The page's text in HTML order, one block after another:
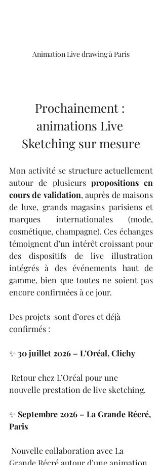
Animation Live drawing à Paris
Prochainement :
animations Live
Sketching sur mesure
Mon activité se structure actuellement
autour de plusieurs propositions en
cours de validation, auprès de maisons
de luxe, grands magasins parisiens et
marques internationales (mode,
cosmétique, champagne). Ces échanges
témoignent d’un intérêt croissant pour
des dispositifs de live illustration
intégrés à des événements haut de
gamme, bien que toutes ne soient pas
encore confirmées à ce jour.
Des projets  sont d’ores et déjà
confirmés :
✨ 30 juillet 2026 – L’Oréal, Clichy
nouvelle prestation de live sketching.
✨ Septembre 2026 – La Grande Récré,
Paris
Grande Récré autour d’une animation